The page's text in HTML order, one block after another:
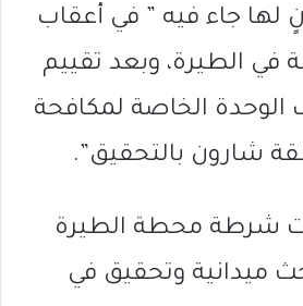
لها جاء فيه ” في أعقاب
في الطيرة، وبعد تقييم
الوحدة الخاصة لمكافحة
شارون بالتحقيق”.
شرطة محطة الطيرة
ميدانية وتحقيق في